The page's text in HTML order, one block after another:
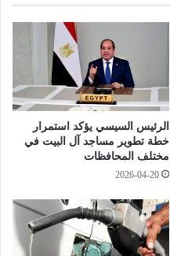
الرئيس السيسي يؤكد استمرار
خطة تطوير مساجد آل البيت في
مختلف المحافظات
2026-04-20